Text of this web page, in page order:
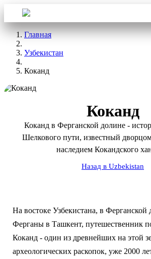
Главная
Узбекистан
Коканд
Коканд
Коканд в Ферганской долине -
Шелкового пути, известный
наследием Кокандского
Назад в Uzbekistan
На востоке Узбекистана, в Ферганской
Ферганы в Ташкент, путешественник
Коканд - один из древнейших на этой
археологических раскопок, уже 2000